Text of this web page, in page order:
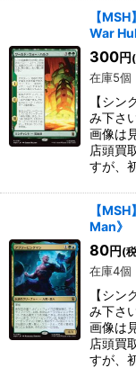
【
War
300円
在庫5個
【シ
み下さ
画像は
店頭買
すが、
【
Man》
80円 (
在庫4個
【シ
み下さ
画像は
店頭買
すが、